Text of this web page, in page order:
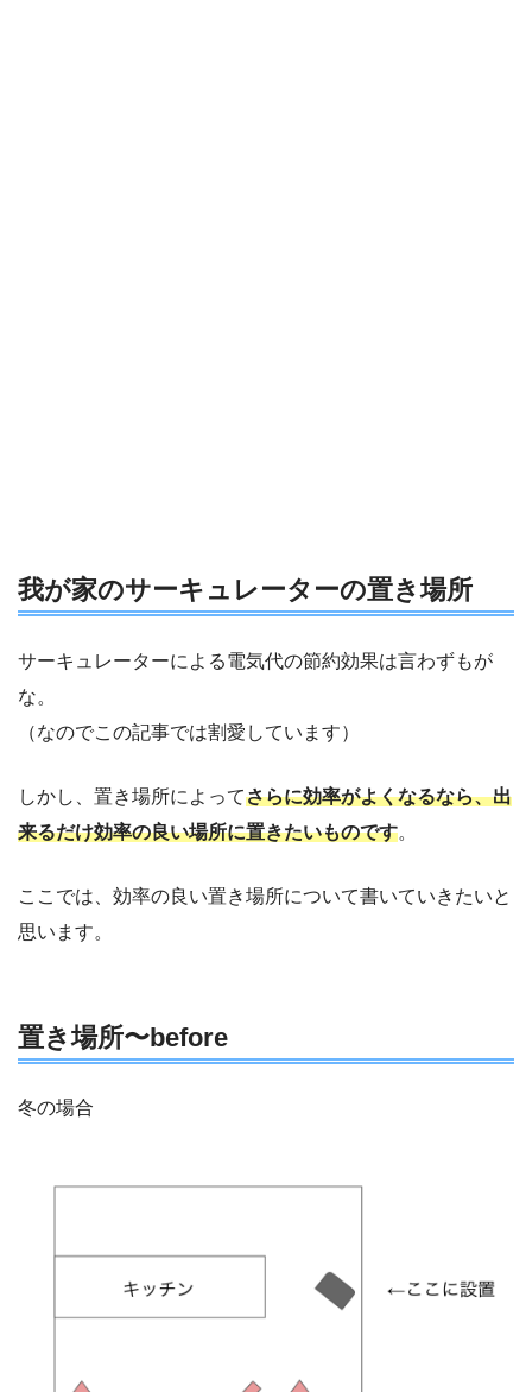
我が家のサーキュレーターの置き場所
サーキュレーターによる電気代の節約効果は言わずもが
な。
（なのでこの記事では割愛しています）
しかし、置き場所によってさらに効率がよくなるなら、出
来るだけ効率の良い場所に置きたいものです。
ここでは、効率の良い置き場所について書いていきたいと
思います。
置き場所〜before
冬の場合